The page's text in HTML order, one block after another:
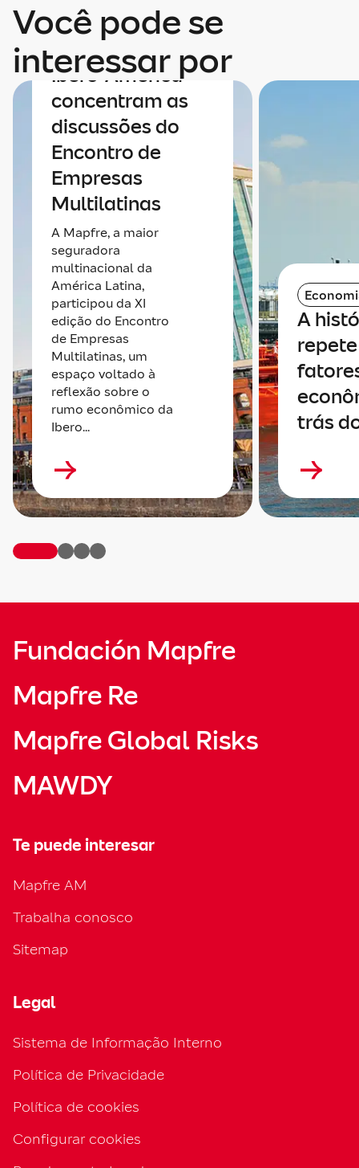
Você pode se
interessar por
Economia e
integração da
Ibero-América
concentram as
discussões do
Encontro de
Empresas
Multilatinas
A Mapfre, a maior
seguradora
multinacional da
América Latina,
participou da XI
edição do Encontro
de Empresas
Multilatinas, um
espaço voltado à
reflexão sobre o
rumo econômico da
Ibero...
A
trás
Fundación Mapfre
Mapfre Re
Mapfre Global Risks
MAWDY
Te puede interesar
Mapfre AM
Trabalha conosco
Sitemap
Legal
Sistema de Informação Interno
Política de Privacidade
Política de cookies
Configurar cookies